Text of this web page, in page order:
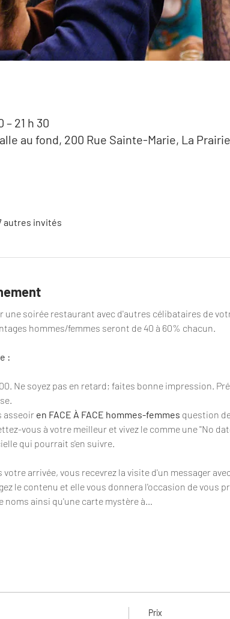
– 21 h 30
au fond, 200 Rue Sainte-Marie, La
autres invités
une soirée restaurant avec d'autres célibataires de
hommes/femmes seront de 40 à 60% chacun.
:
Ne soyez pas en retard; faites bonne impression.
asseoir en FACE À FACE hommes-femmes question
vous à votre meilleur et vivez le comme une ''No
qui pourrait s'en suivre.
arrivée, vous recevrez la visite d'un messager
le contenu et elle vous donnera l'occasion de vous
noms ainsi qu'une carte mystère à…
Prix